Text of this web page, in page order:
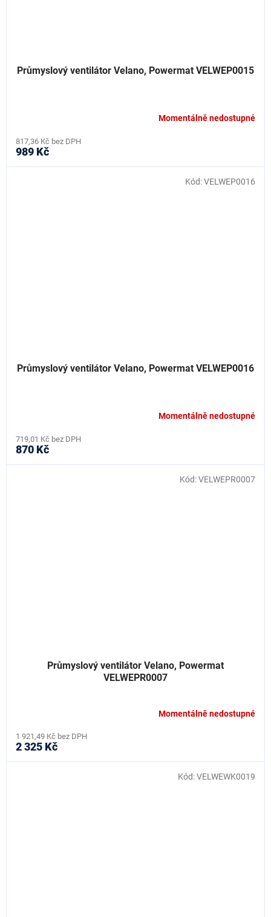
Průmyslový ventilátor Velano, Powermat VELWEP0015
Momentálně nedostupné
817,36 Kč bez DPH
989 Kč
Průmyslový ventilátor Velano, Powermat VELWEP0016
Momentálně nedostupné
719,01 Kč bez DPH
870 Kč
Kód:VELWEP0016
Průmyslový ventilátor Velano, Powermat
VELWEPR0007
Momentálně nedostupné
1 921,49 Kč bez DPH
2 325 Kč
Kód:VELWEPR0007
Kód:VELWEWK0019